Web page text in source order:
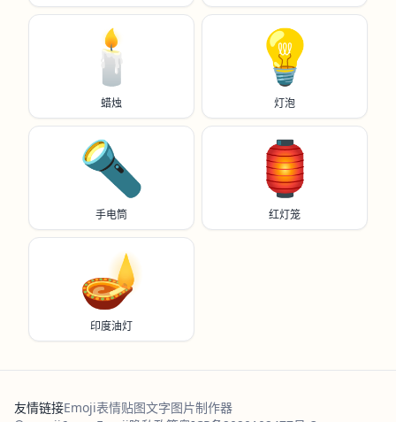
🕯️
蜡烛
💡
灯泡
🔦
手电筒
🏮
红灯笼
🪔
印度油灯
友情链接Emoji表情贴图文字图片制作器